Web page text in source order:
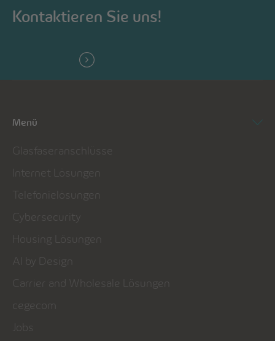
Kontaktieren Sie uns!
Menü
Glasfaseranschlüsse
Internet Lösungen
Telefonielösungen
Cybersecurity
Housing Lösungen
AI by Design
Carrier and Wholesale Lösungen
cegecom
Jobs